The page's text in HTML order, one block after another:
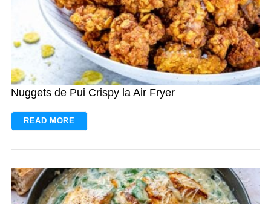
Nuggets de Pui Crispy la Air Fryer
READ MORE